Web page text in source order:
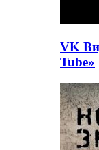
VK
Tube»